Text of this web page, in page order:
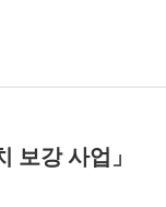
보강 사업」